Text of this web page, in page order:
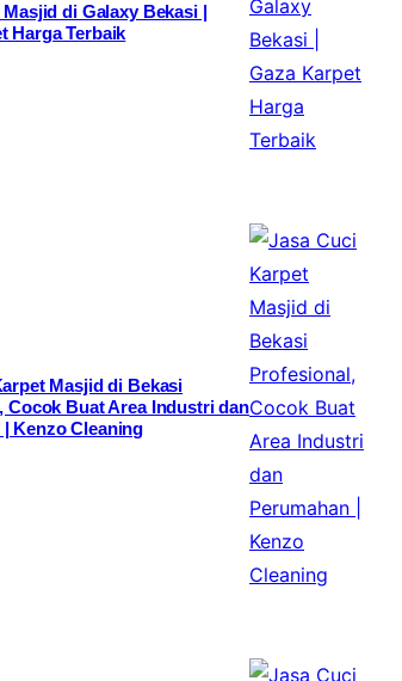
di Galaxy Bekasi |
Harga Terbaik
Masjid di Bekasi
Cocok Buat Area Industri dan
| Kenzo Cleaning